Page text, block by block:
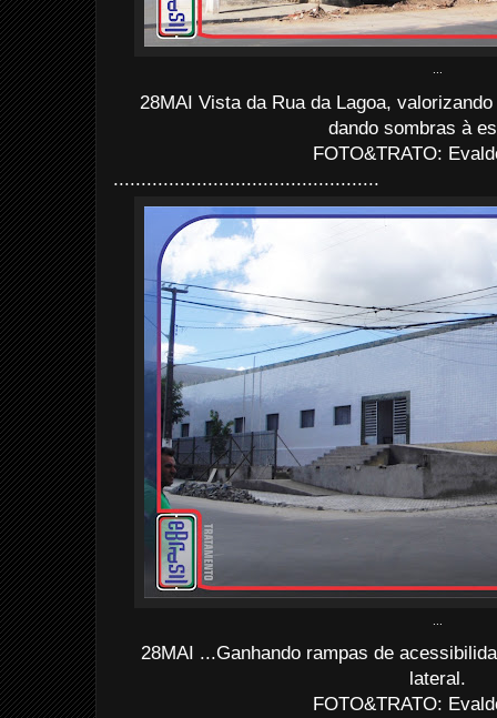
28MAI Vista da Rua da Lagoa,
dando sombras à
FOTO&TRATO:
................................................
28MAI ...Ganhando rampas de
lateral.
FOTO&TRATO: